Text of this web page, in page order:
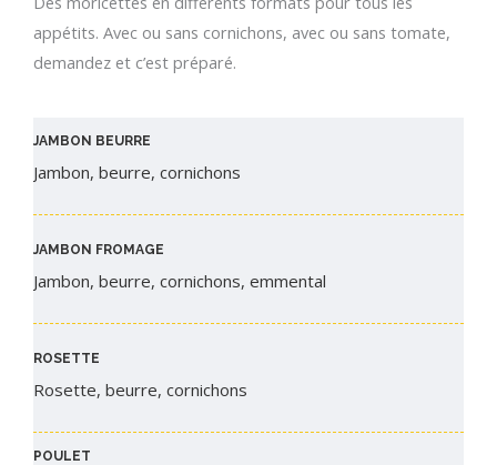
appétits. Avec ou sans cornichons, avec ou sans tomate,
demandez et c’est préparé.
JAMBON BEURRE​
Jambon, beurre, cornichons
JAMBON FROMAGE
Jambon, beurre, cornichons, emmental
ROSETTE
Rosette, beurre, cornichons
POULET